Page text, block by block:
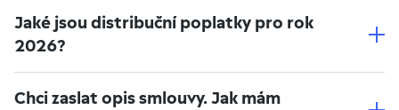
Jaké jsou distribuční poplatky pro rok
2026?
Chci zaslat opis smlouvy. Jak mám